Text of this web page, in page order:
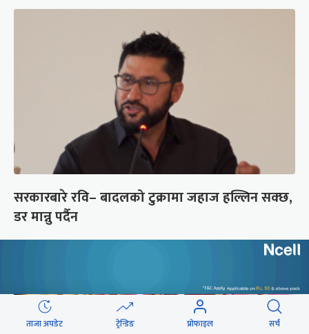
सरकारबारे रवि– बादलको टुक्रामा जहाज हल्लिन सक्छ,
डर मान्नु पर्दैन
ताजा अपडेट ट्रेन्डिङ प्रोफाइल सर्च